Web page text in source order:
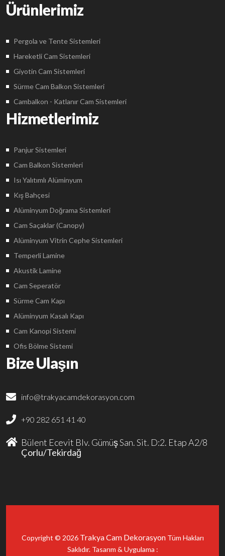
Ürünlerimiz
Pergola ve Tente Sistemleri
Hareketli Cam Sistemleri
Giyotin Cam Sistemleri
Sürme Cam Balkon Sistemleri
Cambalkon - Katlanır Cam Sistemleri
Hizmetlerimiz
Panjur Sistemleri
Cam Balkon Sistemleri
Isı Yalıtımlı Alüminyum
Kış Bahçesi
Alüminyum Doğrama Sistemleri
Cam Saçaklar (Canopy)
Alüminyum Vitrin Cephe Sistemleri
Temperli Lamine
Akustik Lamine
Cam Seperatör
Sürme Cam Kapı
Alüminyum Kasalı Kapı
Cam Kanopi Sistemi
Ofis Bölme Sistemi
Bize Ulaşın
info@trakyacamdekorasyon.com
+90 282 651 41 40
Bülent Ecevit Blv. Gümüş San. Sit. D:2. Etap A2/8
Çorlu/Tekirdağ
Copyright © 2026 Trakya Cam DekorasyonTüm Hakları
Saklıdır. Tasarım & Uygulama :